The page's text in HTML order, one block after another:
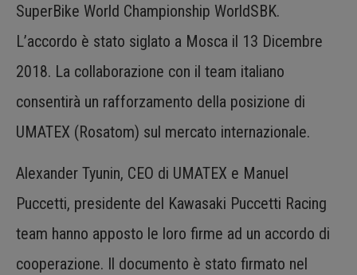
SuperBike World Championship WorldSBK.
L’accordo è stato siglato a Mosca il 13 Dicembre
2018. La collaborazione con il team italiano
consentirà un rafforzamento della posizione di
UMATEX (Rosatom) sul mercato internazionale.
Alexander Tyunin, CEO di UMATEX e Manuel
Puccetti, presidente del Kawasaki Puccetti Racing
team hanno apposto le loro firme ad un accordo di
cooperazione. Il documento è stato firmato nel